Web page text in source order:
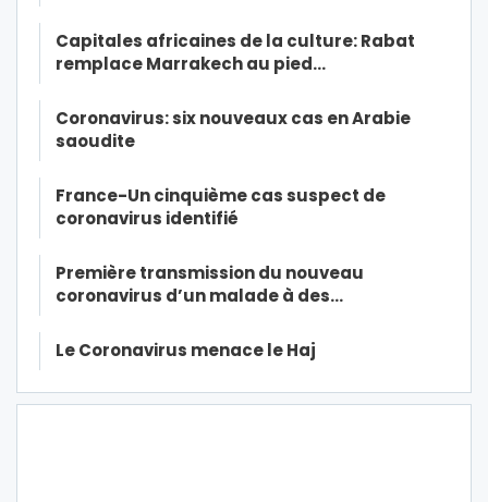
Capitales africaines de la culture: Rabat
remplace Marrakech au pied…
Coronavirus: six nouveaux cas en Arabie
saoudite
France-Un cinquième cas suspect de
coronavirus identifié
Première transmission du nouveau
coronavirus d’un malade à des…
Le Coronavirus menace le Haj